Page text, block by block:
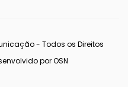
- Todos os Direitos
porOSN